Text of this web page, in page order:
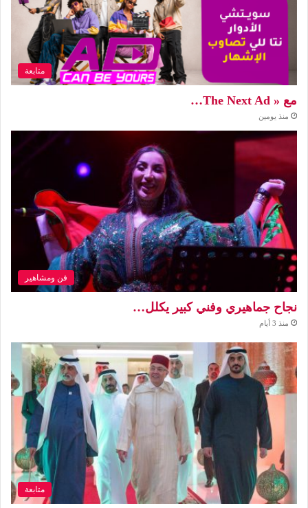
متابعة
مع « The Next Ad…
منذ يومين
فن ومشاهير
نجاح جماهيري وفني كبير يكلل…
منذ 3 أيام
متابعة